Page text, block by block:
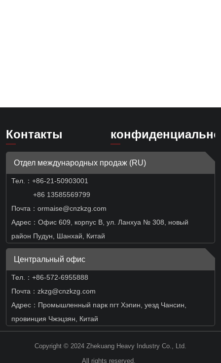
Контакты
Отдел международных продаж (RU)
Тел.： +86-21-50903001
+86 13585569799
Почта：ormaise@cnzkzg.com
Адрес：Офис 609, корпус B, ул. Ланхуа № 308, новый
район Пудун, Шанхай, Китай
Центральный офис
Тел.：+86-572-6955888
Почта：zkzg@cnzkzg.com
Адрес：Промышленный парк пгт Хэпин, уезд Чансин,
провинция Чжэцзян, Китай
Copyright © 2024 Zhekuang Heavy Industry Co., Ltd.
All rights reserved.